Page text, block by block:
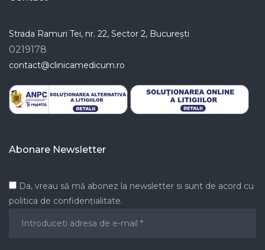
Strada Ramuri Tei, nr. 22, Sector 2, București
0219178
contact@clinicamedicum.ro
Abonare Newsletter
Da, vreau să mă abonez la newsletter si sunt de acord cu
politica de confidențialitate.